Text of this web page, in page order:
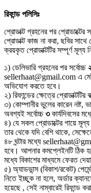
রিফান্ড পলিসিঃ
প্রোডাক্ট গ্রহনের পর প্রোডাক্টের
প্রোডাক্ট কাজ না করা, ছবির সাথে
ক্রয়কৃত প্রোডাক্টটির সম্পূর্ণ মূল্য
১) ডেলিভারি গ্রহনের পর সর্বোচ্চ
sellerhaat@gmail.com এ
অভিযোগ করতে হবে।
২) রিফান্ডের ক্ষেত্রে
৩) কোম্পানীর ভুলের কারেন নষ্ট,
অবশ্যই সর্বোচ্চ ৩কার্যদিবসের
৪) যে সকল প্রোডাক্টের গায়ে
তার থেকে যদি বেশি থাকে,
৪৮ ঘন্টার মধ্যে
হবে। আপনার কমপ্লেইনটি ঠিক
মধ্যে বিকাশের মাধ্যমে ফেরত
৫) অ্যাডভান্স (বিকাশ/রকেট)
নিতে ইচ্ছুক না হলে, অর্ডার
হয়েছে , সেই নাম্বারেই রিফান্ড